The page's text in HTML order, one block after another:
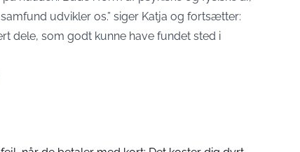
udvikler os.” siger Katja og fortsætter:
dele, som godt kunne have fundet sted i